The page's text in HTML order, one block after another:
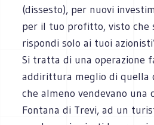
(dissesto), per nuovi
per il tuo profitto, visto che
rispondi solo ai tuoi
Si tratta di una operazione
addirittura meglio di quella
che almeno vendevano una
Fontana di Trevi, ad un